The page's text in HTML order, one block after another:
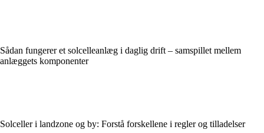
Sådan fungerer et solcelleanlæg i daglig drift – samspillet mellem
anlæggets komponenter
Solceller i landzone og by: Forstå forskellene i regler og tilladelser